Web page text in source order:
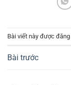
Bài viết này được
Bài trước